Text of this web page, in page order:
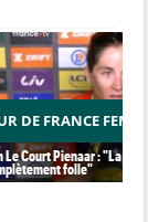
DE FRANCE
Le Court Pienaar : "La
folle"